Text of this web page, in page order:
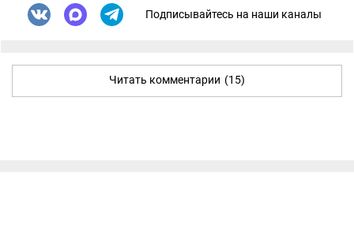
Подписывайтесь на наши каналы
Читать комментарии (15)